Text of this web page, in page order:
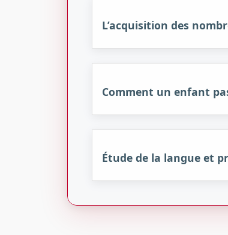
L’acquisition des
Comment un enfant
Étude de la langue et